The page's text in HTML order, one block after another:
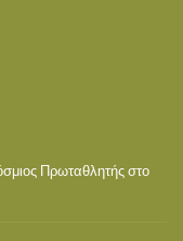
Πρωταθλητής στο